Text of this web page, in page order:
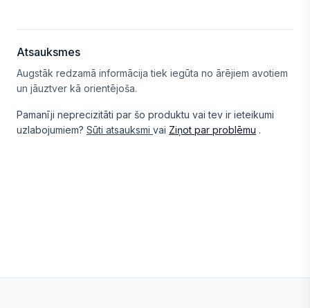
Atsauksmes
Augstāk redzamā informācija tiek iegūta no ārējiem avotiem
un jāuztver kā orientējoša.
Pamanīji neprecizitāti par šo produktu vai tev ir ieteikumi
uzlabojumiem? Sūti atsauksmi vai Ziņot par problēmu .